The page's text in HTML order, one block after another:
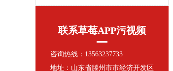
联系草莓APP污视频
咨询热线：13563237733
地址：山东省滕州市市经济开发区